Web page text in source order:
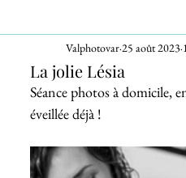
- Bébés Inspiration
familiaux
La jolie Lésia
Valphotovar 25 août 2023
Séance photos à domicile,
éveillée déjà !